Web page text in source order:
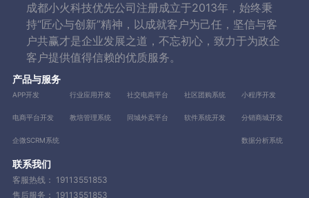
成都小火科技优先公司注册成立于2013年，始终秉
持“匠心与创新”精神，以成就客户为己任，坚信与客
户共赢才是企业发展之道，不忘初心，致力于为政企
客户提供值得信赖的优质服务。
产品与服务
APP开发 行业应用开发 社交电商平台 社区团购系统 小程序开发
电商平台开发 教培管理系统 同城外卖平台 软件系统开发 分销商城开发
企微SCRM系统 数据分析系统
联系我们
客服热线： 19113551853
售后服务： 19113551853